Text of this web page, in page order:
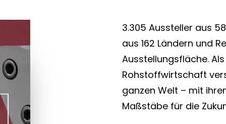
3.305 Aussteller aus
aus 162 Ländern und
Ausstellungsfläche.
Rohstoffwirtschaft
ganzen Welt – mit
Maßstäbe für die